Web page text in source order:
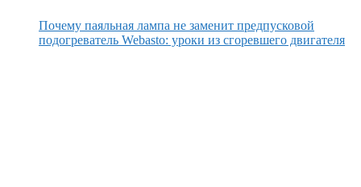
Почему паяльная лампа не заменит предпусковой
подогреватель Webasto: уроки из сгоревшего двигателя